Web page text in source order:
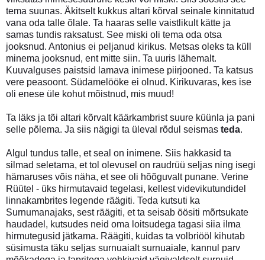
tema suunas. Äkitselt kukkus altari kõrval seinale kinnitatud
vana oda talle õlale. Ta haaras selle vaistlikult kätte ja
samas tundis raksatust. See miski oli tema oda otsa
jooksnud. Antonius ei peljanud kirikus. Metsas oleks ta küll
minema jooksnud, ent mitte siin. Ta uuris lähemalt.
Kuuvalguses paistsid lamava inimese piirjooned. Ta katsus
vere peasoont. Südamelööke ei olnud. Kirikuvaras, kes ise
oli enese üle kohut mõistnud, mis muud!
Ta läks ja tõi altari kõrvalt käärkambrist suure küünla ja pani
selle põlema. Ja siis nägigi ta üleval rõdul seismas teda.
Algul tundus talle, et seal on inimene. Siis hakkasid ta
silmad seletama, et tol olevusel on raudrüü seljas ning isegi
hämaruses võis näha, et see oli hõõguvalt punane. Verine
Rüütel - üks hirmutavaid tegelasi, kellest videvikutundidel
linnakambrites legende räägiti. Teda kutsuti ka
Surnumanajaks, sest räägiti, et ta seisab öösiti mõrtsukate
haudadel, kutsudes neid oma loitsudega tagasi siia ilma
hirmutegusid jätkama. Räägiti, kuidas ta volbriööl kihutab
süsimusta täku seljas surnuaialt surnuaiale, kannul parv